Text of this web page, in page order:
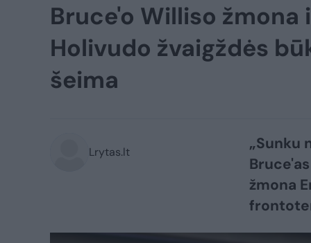
Bruce'o Williso
Holivudo žvaigždės
šeima
Lrytas.lt
„Sunku
žmona